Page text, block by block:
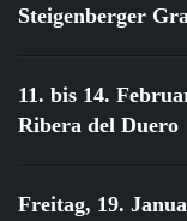
Steigenberger
11. bis 14.
Ribera del Duero
Freitag, 19.